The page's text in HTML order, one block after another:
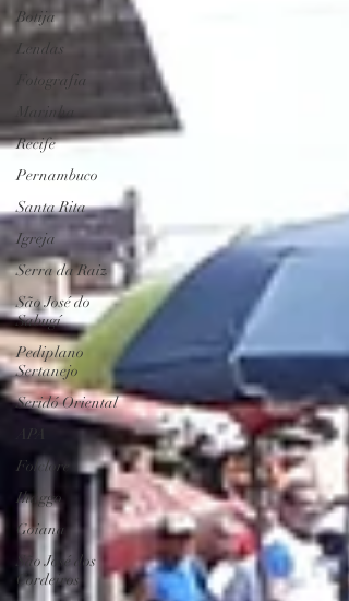
Botija
Lendas
Fotografia
Marinha
Recife
Pernambuco
Santa Rita
Igreja
Serra da Raiz
São José do
Sabugí
Pediplano
Sertanejo
Seridó Oriental
APA
Folclore
Ihaggo
Goiana
São José dos
Cordeiros